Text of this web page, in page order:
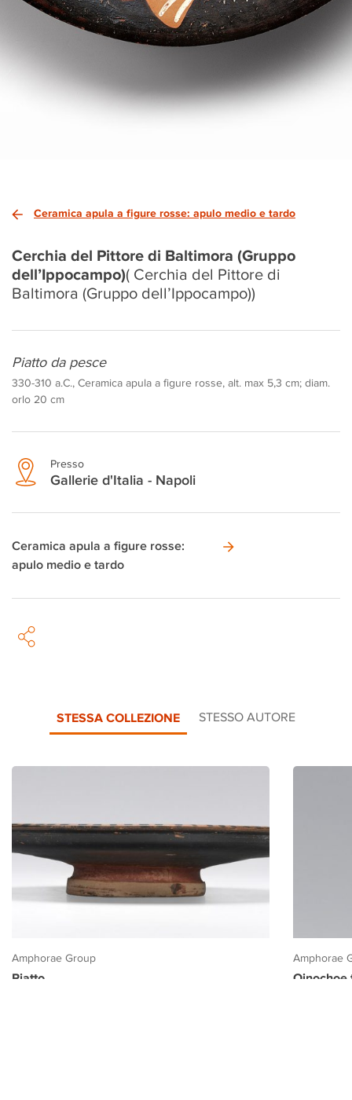
Ceramica apula a figure rosse: apulo medio e tardo
Cerchia del Pittore di Baltimora (Gruppo
dell’Ippocampo)( Cerchia del Pittore di
Baltimora (Gruppo dell’Ippocampo))
Piatto da pesce
330-310 a.C., Ceramica apula a figure rosse, alt. max 5,3 cm; diam.
orlo 20 cm
Presso
Gallerie d'Italia - Napoli
Ceramica apula a figure rosse:
apulo medio e tardo
STESSA COLLEZIONE STESSO AUTORE
Amphorae Group
Piatto
Amphorae
Oinochoe